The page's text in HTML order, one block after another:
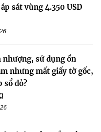
sát vùng 4.350 USD
nhượng, sử dụng ổn
nhưng mất giấy tờ gốc,
sổ đỏ?